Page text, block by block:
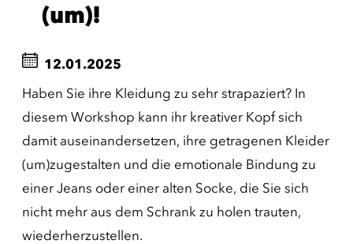
(um)!
12.01.2025
Haben Sie ihre Kleidung zu sehr strapaziert? In
diesem Workshop kann ihr kreativer Kopf sich
damit auseinandersetzen, ihre getragenen Kleider
(um)zugestalten und die emotionale Bindung zu
einer Jeans oder einer alten Socke, die Sie sich
nicht mehr aus dem Schrank zu holen trauten,
wiederherzustellen.